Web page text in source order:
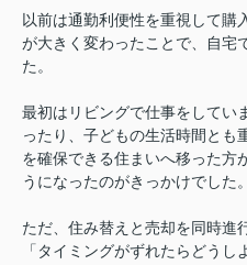
以前は通勤利便性を重視して購
が大きく変わったことで、自宅
た。
最初はリビングで仕事をしてい
ったり、子どもの生活時間とも
を確保できる住まいへ移った方
うになったのがきっかけでした。
ただ、住み替えと売却を同時進
「タイミングがずれたらどうし